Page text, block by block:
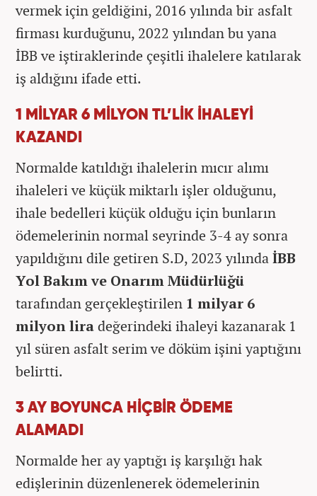
vermek için geldiğini, 2016 yılında bir asfalt
firması kurduğunu, 2022 yılından bu yana
İBB ve iştiraklerinde çeşitli ihalelere katılarak
iş aldığını ifade etti.
1 MİLYAR 6 MİLYON TL’LİK İHALEYİ
KAZANDI
Normalde katıldığı ihalelerin mıcır alımı
ihaleleri ve küçük miktarlı işler olduğunu,
ihale bedelleri küçük olduğu için bunların
ödemelerinin normal seyrinde 3-4 ay sonra
yapıldığını dile getiren S.D, 2023 yılındaİBB
Yol Bakım ve Onarım Müdürlüğü
tarafından gerçekleştirilen 1 milyar 6
milyon liradeğerindeki ihaleyi kazanarak 1
yıl süren asfalt serim ve döküm işini yaptığını
belirtti.
3 AY BOYUNCA HİÇBİR ÖDEME
ALAMADI
Normalde her ay yaptığı iş karşılığı hak
edişlerinin düzenlenerek ödemelerinin